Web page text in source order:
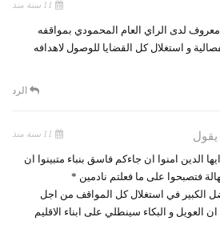
لدى الراي العام المحمودي بمواقفه
و استغلال كل القضايا للوصول لاهدافه
الرد
يقول
الدين امنوا ان جاءكم فاسق بنباء متبينوا ان
فتصبحوا على ما فعلتم نادمين *
الكبير في استغلال كل المواقف من اجل
العويل و البكاء سينطلي على ابناء الاقليم